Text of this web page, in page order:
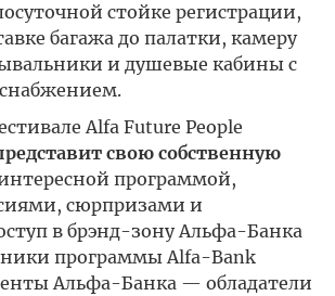
стойке регистрации,
багажа до палатки, камеру
и душевые кабины с
Alfa Future People
свою собственную
программой,
сюрпризами и
в брэнд-зону Альфа-Банка
программы Alfa-Bank
Альфа-Банка — обладатели